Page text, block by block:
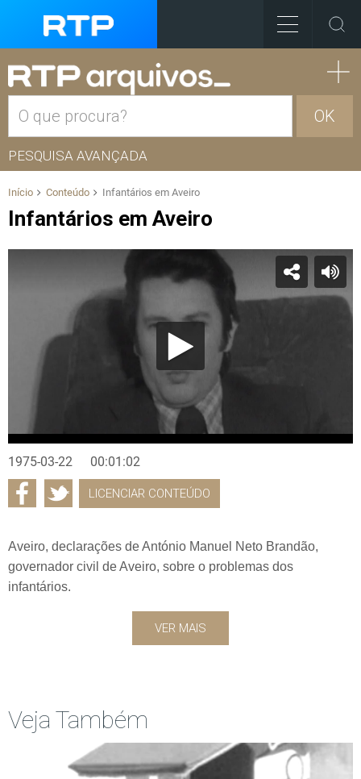
OK
PESQUISA AVANÇADA
Início Conteúdo Infantários em Aveiro
Infantários em Aveiro
1975-03-22 00:01:02
LICENCIAR CONTEÚDO
Aveiro, declarações de António Manuel Neto Brandão,
governador civil de Aveiro, sobre o problemas dos
infantários.
VER MAIS
Veja Também